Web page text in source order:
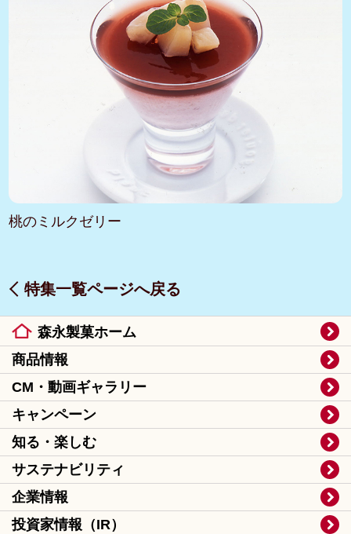
桃のミルクゼリー
特集一覧ページへ戻る
森永製菓ホーム
商品情報
CM・動画ギャラリー
キャンペーン
知る・楽しむ
サステナビリティ
企業情報
投資家情報（IR）